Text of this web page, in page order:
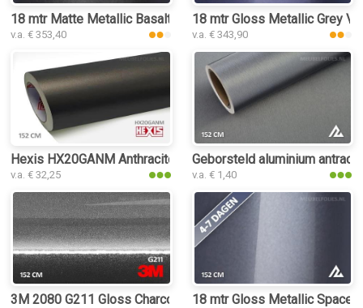
18 mtr Matte Metallic Basalt Grey 3097 interieurfolie
v.a. € 353,40
18 mtr Gloss Metallic Grey
v.a. € 343,90
Hexis HX20GANM Anthracite Grey Metal Matt interieurfolie
v.a. € 32,25
Geborsteld aluminium
v.a. € 1,40
3M 2080 G211 Gloss Charcoal Metallic18 mtr Gloss Metallic Space